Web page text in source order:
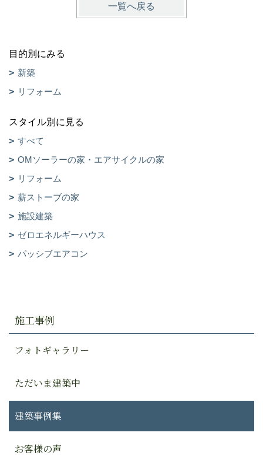
一覧へ戻る
目的別にみる
新築
リフォーム
スタイル別に見る
すべて
OMソーラーの家・エアサイクルの家
リフォーム
薪ストーブの家
施設建築
ゼロエネルギーハウス
パッシブエアコン
施工事例
フォトギャラリー
ただいま建築中
建築事例集
お客様の声